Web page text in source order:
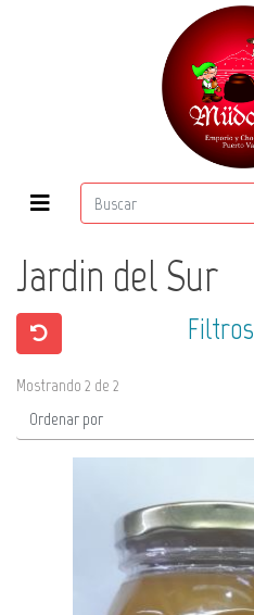
Jardin del Sur
Filtros
Mostrando 2 de 2